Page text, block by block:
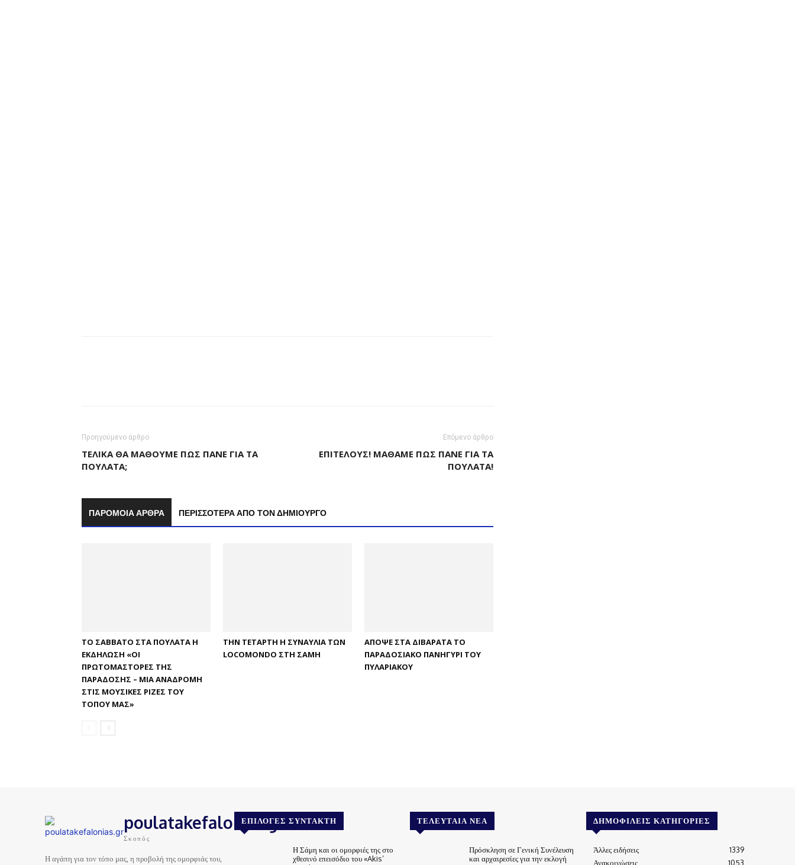
Προηγούμενο άρθρο
ΤΕΛΙΚΆ ΘΑ ΜΆΘΟΥΜΕ ΠΩΣ ΠΆΝΕ ΓΙΑ ΤΑ
ΠΟΥΛΆΤΑ;
Επόμενο άρθρο
ΕΠΙΤΈΛΟΥΣ! ΜΆΘΑΜΕ ΠΩΣ ΠΆΝΕ ΓΙΑ ΤΑ
ΠΟΥΛΆΤΑ!
ΠΑΡΟΜΟΙΑ ΑΡΘΡΑ ΠΕΡΙΣΣΟΤΕΡΑ ΑΠΟ ΤΟΝ ΔΗΜΙΟΥΡΓΟ
ΤΟ ΣΆΒΒΑΤΟ ΣΤΑ ΠΟΥΛΆΤΑ Η
ΕΚΔΉΛΩΣΗ «ΟΙ
ΠΡΩΤΟΜΆΣΤΟΡΕΣ ΤΗΣ
ΠΑΡΆΔΟΣΗΣ – ΜΊΑ ΑΝΑΔΡΟΜΉ
ΣΤΙΣ ΜΟΥΣΙΚΈΣ ΡΊΖΕΣ ΤΟΥ
ΤΌΠΟΥ ΜΑΣ»
ΤΗΝ ΤΕΤΆΡΤΗ Η ΣΥΝΑΥΛΊΑ ΤΩΝ
LOCOMONDO ΣΤΗ ΣΆΜΗ
ΑΠΌΨΕ ΣΤΑ ΔΙΒΑΡΆΤΑ ΤΟ
ΠΑΡΑΔΟΣΙΑΚΌ ΠΑΝΗΓΎΡΙ ΤΟΥ
ΠΥΛΑΡΙΑΚΟΎ
poulatakefalonias.gr
Σκοπός
Η αγάπη για τον τόπο μας, η προβολή της ομορφιάς του,
ΕΠΙΛΟΓΈΣ ΣΥΝΤΆΚΤΗ
Η Σάμη και οι ομορφιές της στο
χθεσινό επεισόδιο του «Akis’
ΤΕΛΕΥΤΑΊΑ ΝΈΑ
Πρόσκληση σε Γενική Συνέλευση
και αρχαιρεσίες για την εκλογή
ΔΗΜΟΦΙΛΕΊΣ ΚΑΤΗΓΟΡΊΕΣ
Άλλες ειδήσεις
1339
Ανακοινώσεις
1053